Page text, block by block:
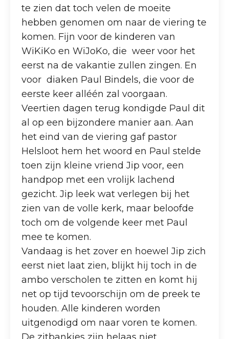
te zien dat toch velen de moeite
hebben genomen om naar de viering te
komen. Fijn voor de kinderen van
WiKiKo en WiJoKo, die weer voor het
eerst na de vakantie zullen zingen. En
voor diaken Paul Bindels, die voor de
eerste keer alléén zal voorgaan.
Veertien dagen terug kondigde Paul dit
al op een bijzondere manier aan. Aan
het eind van de viering gaf pastor
Helsloot hem het woord en Paul stelde
toen zijn kleine vriend Jip voor, een
handpop met een vrolijk lachend
gezicht. Jip leek wat verlegen bij het
zien van de volle kerk, maar beloofde
toch om de volgende keer met Paul
mee te komen.
Vandaag is het zover en hoewel Jip zich
eerst niet laat zien, blijkt hij toch in de
ambo verscholen te zitten en komt hij
net op tijd tevoorschijn om de preek te
houden. Alle kinderen worden
uitgenodigd om naar voren te komen.